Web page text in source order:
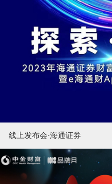
线上发布会·海通证券